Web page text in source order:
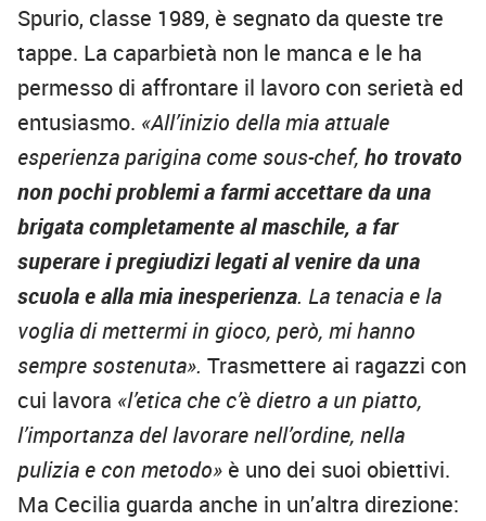
Spurio, classe 1989, è segnato da queste tre
tappe. La caparbietà non le manca e le ha
permesso di affrontare il lavoro con serietà ed
entusiasmo. «All’inizio della mia attuale
esperienza parigina come sous-chef, ho trovato
non pochi problemi a farmi accettare da una
brigata completamente al maschile, a far
superare i pregiudizi legati al venire da una
scuola e alla mia inesperienza. La tenacia e la
voglia di mettermi in gioco, però, mi hanno
sempre sostenuta». Trasmettere ai ragazzi con
cui lavora «l’etica che c’è dietro a un piatto,
l’importanza del lavorare nell’ordine, nella
pulizia e con metodo» è uno dei suoi obiettivi.
Ma Cecilia guarda anche in un’altra direzione: